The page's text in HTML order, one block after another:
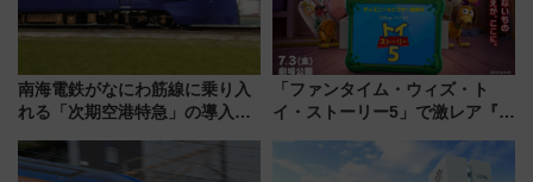
南海電鉄がなにわ筋線に乗り入
れる「次期空港特急」の導入を
日本初の鉄道デザイン
「ファンタイム・ウィズ・ト
イ・ストーリー5」で激レア『ロ
デコレーションも徹底解説